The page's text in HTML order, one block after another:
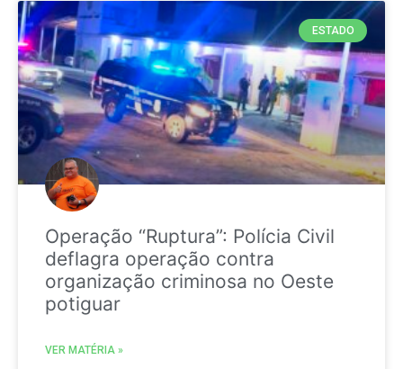
ESTADO
Operação “Ruptura”: Polícia Civil
deflagra operação contra
organização criminosa no Oeste
potiguar
VER MATÉRIA »